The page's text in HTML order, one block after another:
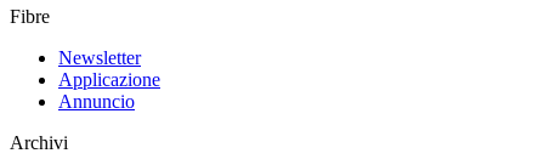
Fibre
Newsletter
Applicazione
Annuncio
Archivi